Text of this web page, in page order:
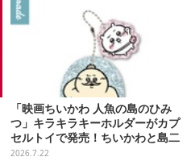
「映画ちいかわ 人魚の島のひみ
つ」キラキラキーホルダーがカプ
セルトイで発売！ちいかわと島二
郎など全8種、2個セットのスペシ
2026.7.22